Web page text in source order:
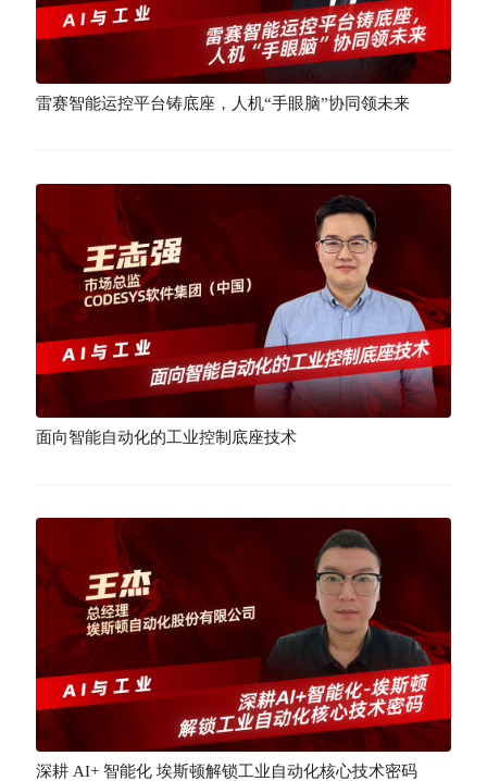
雷赛智能运控平台铸底座，人机“手眼脑”协同领未来
面向智能自动化的工业控制底座技术
深耕 AI+ 智能化 埃斯顿解锁工业自动化核心技术密码